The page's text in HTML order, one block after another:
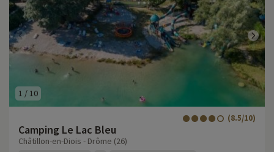
1 / 10
Camping Le Lac Bleu
(8.5/10)
Châtillon-en-Diois - Drôme (26)